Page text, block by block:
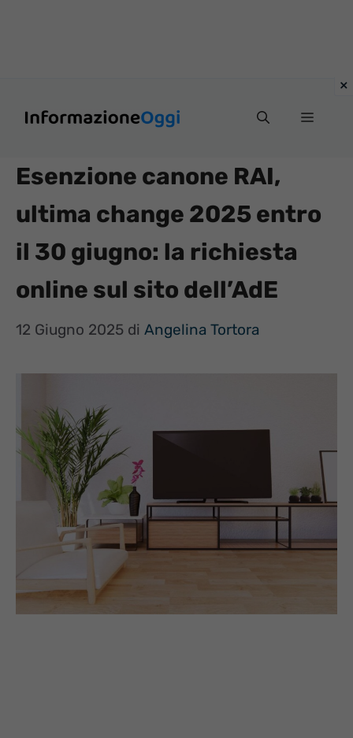
Menu
Esenzione canone RAI,
ultima change 2025 entro
il 30 giugno: la richiesta
online sul sito dell’AdE
12 Giugno 2025 di Angelina Tortora